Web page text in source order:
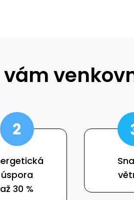
vám
úspora
až 30 %